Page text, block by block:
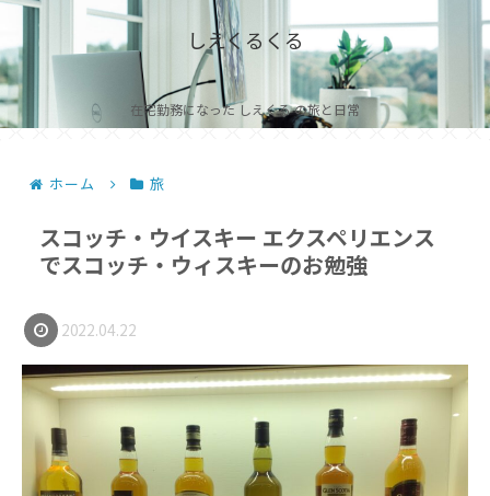
しえくるくる
在宅勤務になった しえくる の旅と日常
ホーム 旅
スコッチ・ウイスキー エクスペリエンス
でスコッチ・ウィスキーのお勉強
2022.04.22